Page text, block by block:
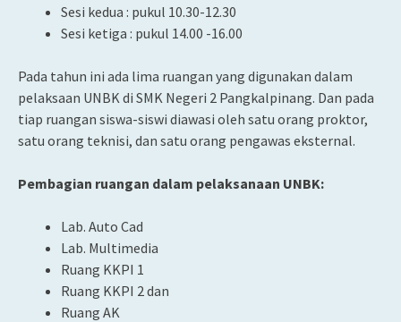
Sesi kedua : pukul 10.30-12.30
Sesi ketiga : pukul 14.00 -16.00
Pada tahun ini ada lima ruangan yang digunakan dalam
pelaksaan UNBK di SMK Negeri 2 Pangkalpinang. Dan pada
tiap ruangan siswa-siswi diawasi oleh satu orang proktor,
satu orang teknisi, dan satu orang pengawas eksternal.
Pembagian ruangan dalam pelaksanaan UNBK:
Lab. Auto Cad
Lab. Multimedia
Ruang KKPI 1
Ruang KKPI 2 dan
Ruang AK